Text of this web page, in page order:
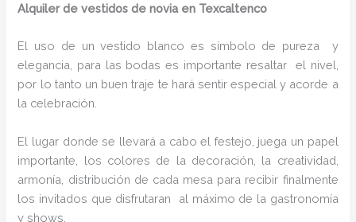
Alquiler de vestidos de novia en Texcaltenco
El uso de un vestido blanco es símbolo de pureza y
elegancia, para las bodas es importante resaltar el nivel,
por lo tanto un buen traje te hará sentir especial y acorde a
la celebración.
El lugar donde se llevará a cabo el festejo, juega un papel
importante, los colores de la decoración, la creatividad,
armonía, distribución de cada mesa para recibir finalmente
los invitados que disfrutaran al máximo de la gastronomía
y shows.